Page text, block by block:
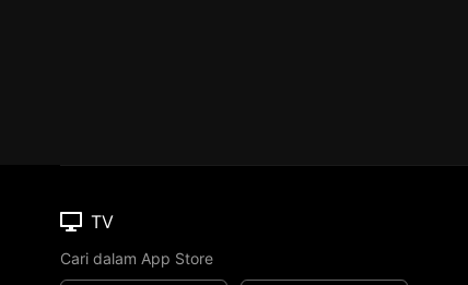
TV
Cari dalam App Store